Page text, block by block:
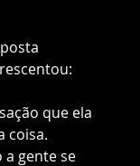
que ela
coisa.
a gente se